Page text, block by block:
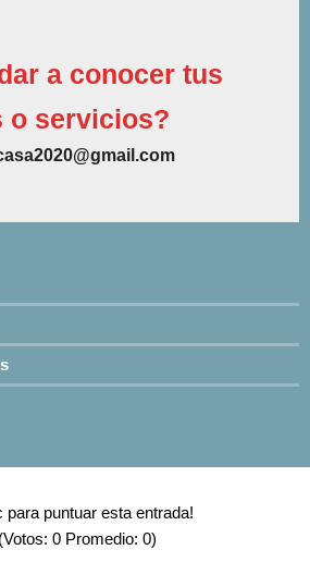
a conocer tus
o servicios?
para puntuar esta entrada!
(Votos: 0 Promedio: 0)